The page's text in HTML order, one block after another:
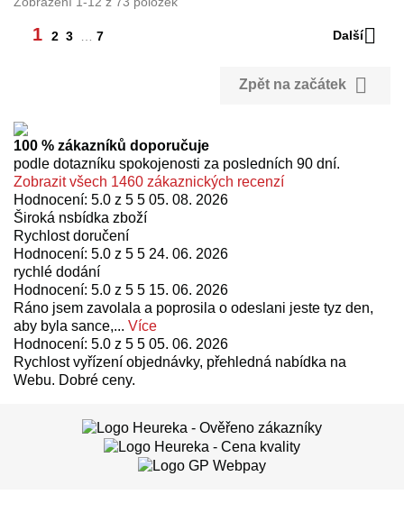
1 2 3 … 7 Další
Zpět na začátek 
100 % zákazníků doporučuje
podle dotazníku spokojenosti za posledních 90 dní.
Zobrazit všech 1460 zákaznických recenzí
Hodnocení: 5.0 z 5 5 05. 08. 2026
Široká nsbídka zboží
Rychlost doručení
Hodnocení: 5.0 z 5 5 24. 06. 2026
rychlé dodání
Hodnocení: 5.0 z 5 5 15. 06. 2026
Ráno jsem zavolala a poprosila o odeslani jeste tyz den,
aby byla sance,... Více
Hodnocení: 5.0 z 5 5 05. 06. 2026
Rychlost vyřízení objednávky, přehledná nabídka na
Webu. Dobré ceny.